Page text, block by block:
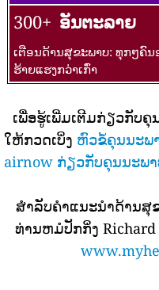
300+ ອັນຕະລາຍ
ເຕືອນດ້ານສຸຂະພາບ: ທຸກໆຄົ
ຮ້າຍແຮງກວ່າເກົ່າ
ເພື່ອຮູ້ເພີ່ມເຕີມກ່ຽວກັບ
ໃຫ້ກວດເບິ່ງ ຫົວຂໍ້ຄຸນນະພ
airnow ກ່ຽວກັບຄຸນນະພ
ສໍາລັບຄໍາແນະນໍາດ້ານສຸ
ທ່ານຫມໍປັກກິ່ງ Richard